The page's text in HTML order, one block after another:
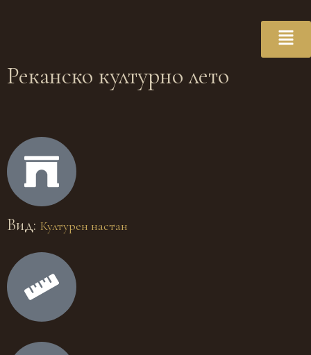
Реканско културно лето
Вид: Културен настан